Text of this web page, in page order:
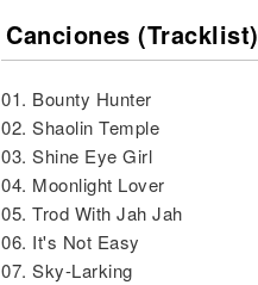
Canciones (Tracklist)
01. Bounty Hunter
02. Shaolin Temple
03. Shine Eye Girl
04. Moonlight Lover
05. Trod With Jah Jah
06. It's Not Easy
07. Sky-Larking